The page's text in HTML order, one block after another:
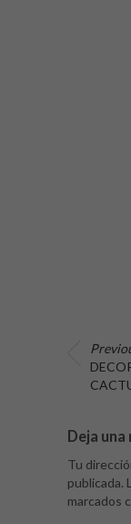
Deja
Tu
publicada.
marcados